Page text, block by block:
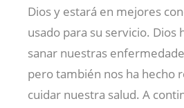
Dios y estará en mejores
usado para su servicio. Dios
sanar nuestras
pero también nos ha hecho
cuidar nuestra salud. A